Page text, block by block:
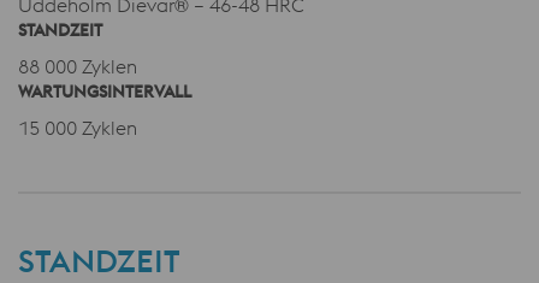
Uddeholm Dievar® – 46-48 HRC
STANDZEIT
88 000 Zyklen
WARTUNGSINTERVALL
15 000 Zyklen
STANDZEIT